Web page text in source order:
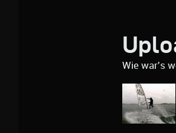
Wie war's